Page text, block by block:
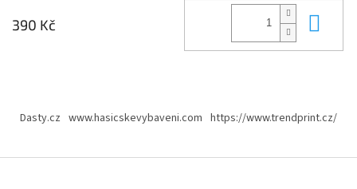
390 Kč
Dasty.cz www.hasicskevybaveni.com https://www.trendprint.cz/